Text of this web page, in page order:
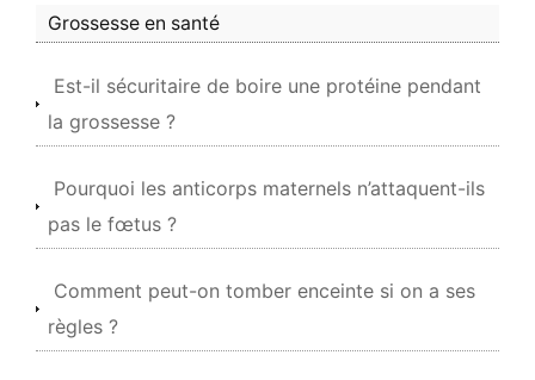
Grossesse en santé
Est-il sécuritaire de boire une protéine pendant
la grossesse ?
Pourquoi les anticorps maternels n’attaquent-ils
pas le fœtus ?
Comment peut-on tomber enceinte si on a ses
règles ?